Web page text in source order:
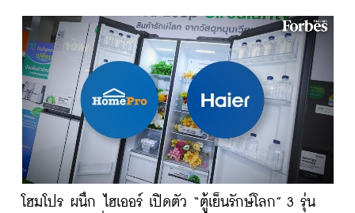
โฮมโปร ผนึก ไฮเออร์ เปิดตัว “ตู้เย็นรักษ์โลก” 3 รุ่น